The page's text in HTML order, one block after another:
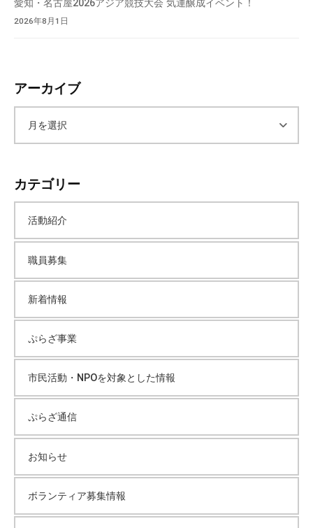
愛知・名古屋2026アジア競技大会 気運醸成イベント！
2026年8月1日
アーカイブ
カ
イ
ブ
カテゴリー
活動紹介
職員募集
新着情報
ぷらざ事業
市民活動・NPOを対象とした情報
ぷらざ通信
お知らせ
ボランティア募集情報